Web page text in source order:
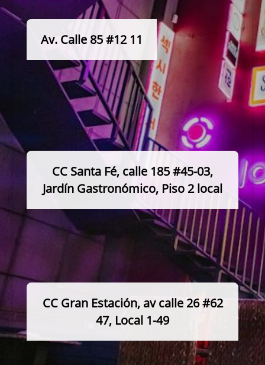
Av. Calle 85 #12 11
CC Santa Fé, calle 185 #45-03,
Jardín Gastronómico, Piso 2 local
CC Gran Estación, av calle 26 #62
47, Local 1-49